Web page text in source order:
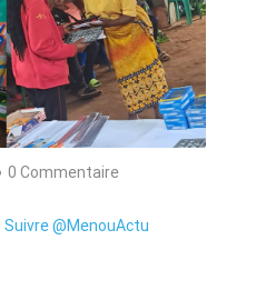
0 Commentaire
Suivre @MenouActu